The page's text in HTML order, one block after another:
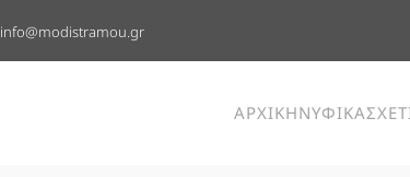
info@modistramou.gr
ΑΡΧΙΚΗΝΥΦΙΚΑ